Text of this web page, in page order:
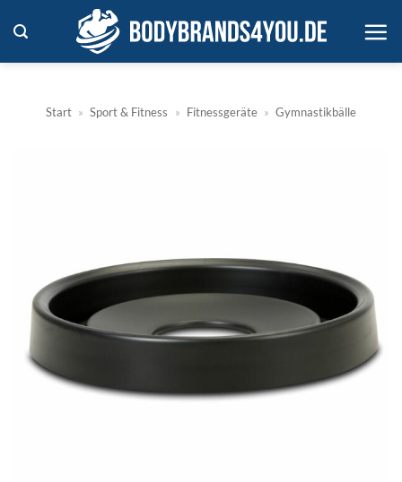
Inhalt
springen
Start » Sport & Fitness » Fitnessgeräte » Gymnastikbälle